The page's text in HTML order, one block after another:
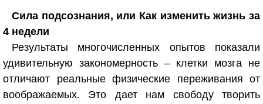
Сила подсознания, или Как изменить жизнь за
4 недели
Результаты многочисленных опытов показали
удивительную закономерность – клетки мозга не
отличают реальные физические переживания от
воображаемых. Это дает нам свободу творить